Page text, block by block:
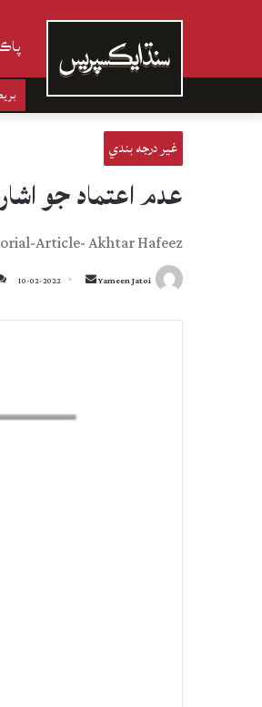
غير درجه بندي
عدم اعتماد جو
Article- Akhtar Hafeez
Yameen Jatoi
Send
email
10-02-2022